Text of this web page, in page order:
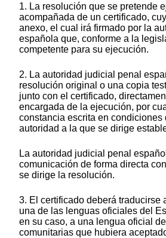
1. La resolución que se pretende
acompañada de un certificado,
anexo, el cual irá firmado por la
española que, conforme a la
competente para su ejecución.
2. La autoridad judicial penal
resolución original o una copia
junto con el certificado,
encargada de la ejecución, por
constancia escrita en condiciones
autoridad a la que se dirige
La autoridad judicial penal
comunicación de forma directa
se dirige la resolución.
3. El certificado deberá traducirse
una de las lenguas oficiales del
en su caso, a una lengua oficial
comunitarias que hubiera